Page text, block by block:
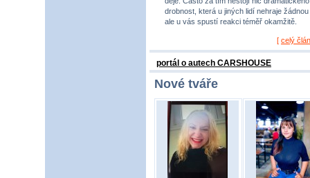
drobnost, která u jiných lidí nehraje žádnou
ale u vás spustí reakci téměř okamžitě.
[ celý
portál o autech CARSHOUSE
Nové tváře